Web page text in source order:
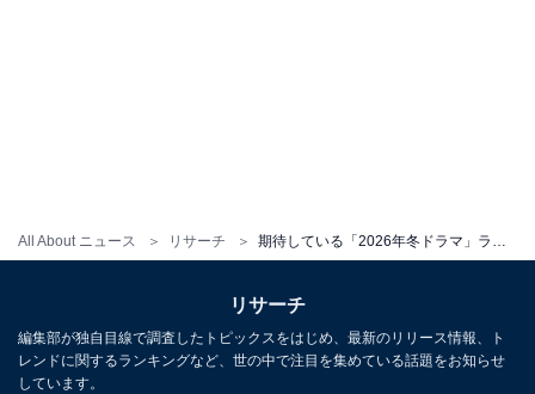
All About ニュース リサーチ
推理を楽しめる」（50代男性／愛知県）などの意見が寄
せられました。
『相棒 season24』に関する商品をAmazonで見る
リサーチ
編集部が独自目線で調査したトピックスをはじめ、最新のリリース情報、ト
レンドに関するランキングなど、世の中で注目を集めている話題をお知らせ
しています。